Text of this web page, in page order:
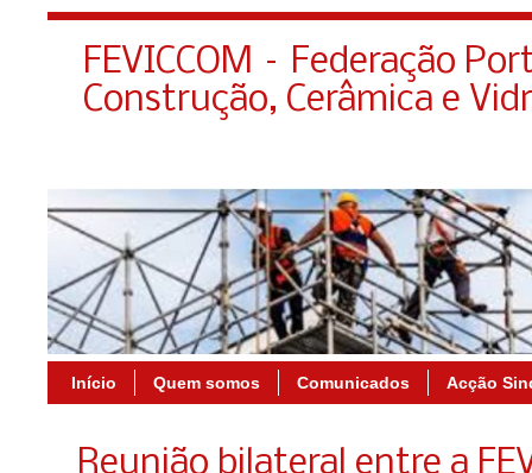
FEVICCOM – Federação
Construção, Cerâmica e
Início Quem somos Comunicados Acção
Reunião bilateral entre a